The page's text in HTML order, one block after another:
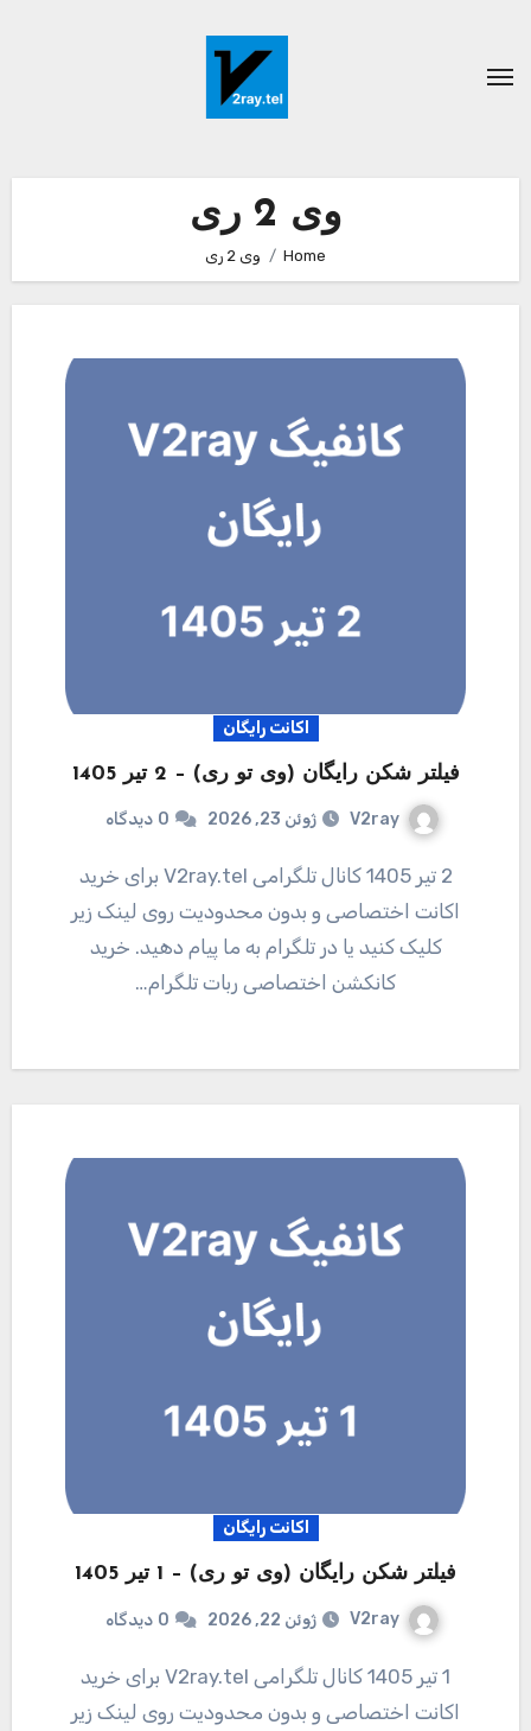
content
وی 2 ری
Home وی 2 ری
اکانت رایگان
فیلتر شکن رایگان (وی تو ری) – 2 تیر 1405
V2ray ژوئن 23, 2026 0 دیدگاه
2 تیر 1405 کانال تلگرامی V2ray.tel برای خرید
اکانت اختصاصی و بدون محدودیت روی لینک زیر
کلیک کنید یا در تلگرام به ما پیام دهید. خرید
کانکشن اختصاصی ربات تلگرام…
اکانت رایگان
فیلتر شکن رایگان (وی تو ری) – 1 تیر 1405
V2ray ژوئن 22, 2026 0 دیدگاه
1 تیر 1405 کانال تلگرامی V2ray.tel برای خرید
اکانت اختصاصی و بدون محدودیت روی لینک زیر